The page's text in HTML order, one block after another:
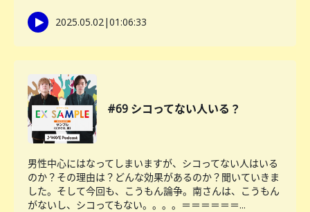
2025.05.02|01:06:33
#69 シコってない人いる？
男性中心にはなってしまいますが、シコってない人はいる
のか？その理由は？どんな効果があるのか？聞いていきま
した。そして今回も、こうもん論争。南さんは、こうもん
がないし、シコってもない。。。。＝＝＝＝＝＝...